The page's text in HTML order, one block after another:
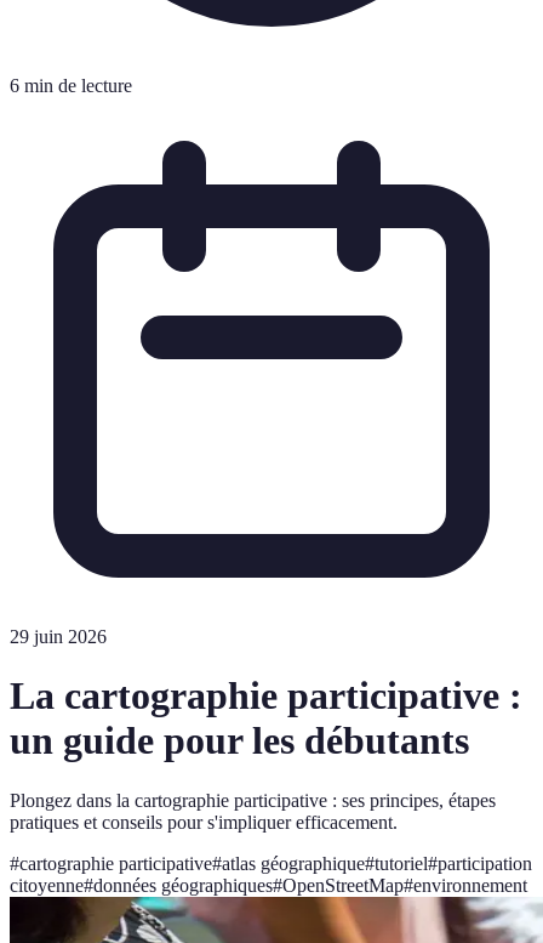
6 min de lecture
29 juin 2026
La cartographie participative :
un guide pour les débutants
Plongez dans la cartographie participative : ses principes, étapes
pratiques et conseils pour s'impliquer efficacement.
#cartographie participative#atlas géographique#tutoriel#participation
citoyenne#données géographiques#OpenStreetMap#environnement